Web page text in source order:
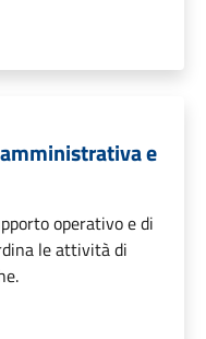
e
operativo e di
le attività di